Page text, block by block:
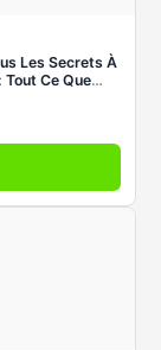
Les Secrets À
Tout Ce Que